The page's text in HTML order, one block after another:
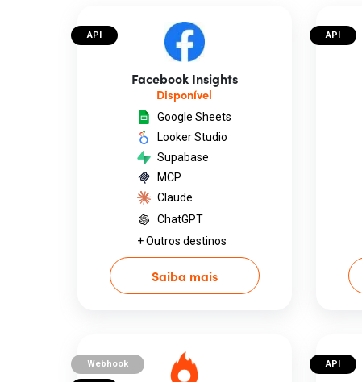
API
Facebook Insights
Disponível
Google Sheets
Looker Studio
Supabase
MCP
Claude
ChatGPT
+ Outros destinos
Saiba mais
API
Webhook API